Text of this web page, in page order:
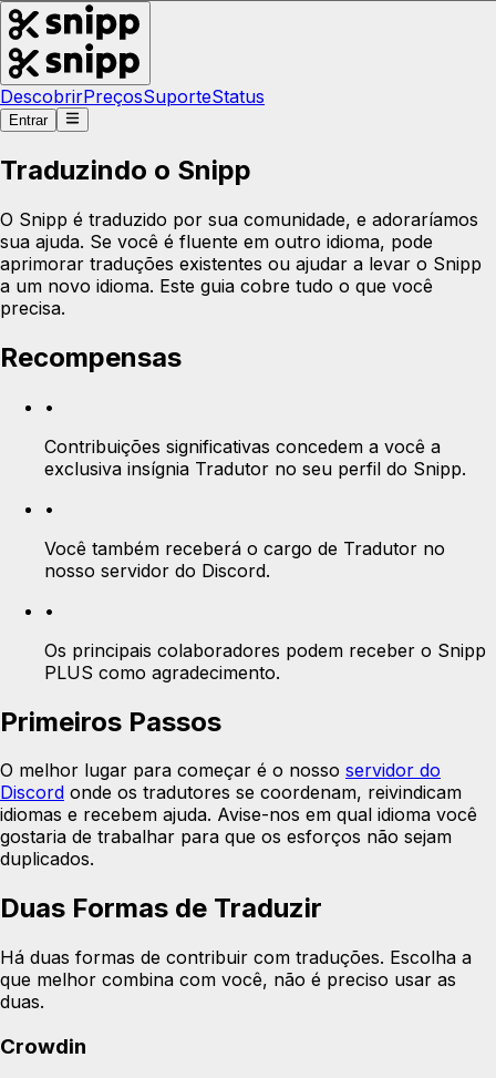
DescobrirPreçosSuporteStatus
Entrar
Traduzindo o Snipp
O Snipp é traduzido por sua comunidade, e adoraríamos
sua ajuda. Se você é fluente em outro idioma, pode
aprimorar traduções existentes ou ajudar a levar o Snipp
a um novo idioma. Este guia cobre tudo o que você
precisa.
Recompensas
•
Contribuições significativas concedem a você a
exclusiva insígnia Tradutor no seu perfil do Snipp.
•
Você também receberá o cargo de Tradutor no
nosso servidor do Discord.
•
Os principais colaboradores podem receber o Snipp
PLUS como agradecimento.
Primeiros Passos
O melhor lugar para começar é o nosso servidor do
Discord onde os tradutores se coordenam, reivindicam
idiomas e recebem ajuda. Avise-nos em qual idioma você
gostaria de trabalhar para que os esforços não sejam
duplicados.
Duas Formas de Traduzir
Há duas formas de contribuir com traduções. Escolha a
que melhor combina com você, não é preciso usar as
duas.
Crowdin